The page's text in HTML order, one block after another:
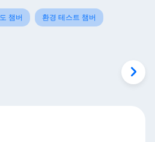
챔버 환경 테스트 챔버